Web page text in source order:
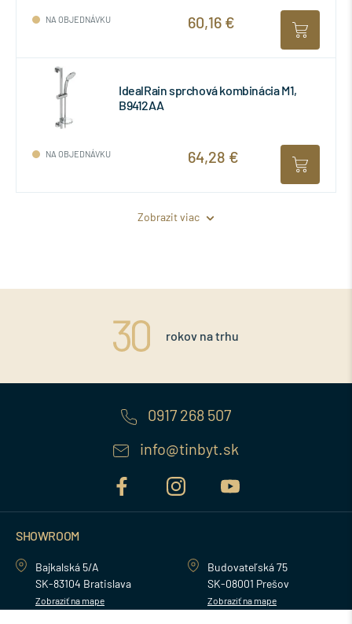
NA OBJEDNÁVKU 60,16 €
IdealRain sprchová kombinácia M1,
B9412AA
NA OBJEDNÁVKU 64,28 €
Zobrazit viac
rokov na trhu
0917 268 507
info@tinbyt.sk
SHOWROOM
Bajkalská 5/A
SK-83104 Bratislava
Zobraziť na mape
Budovateľská 75
SK-08001 Prešov
Zobraziť na mape